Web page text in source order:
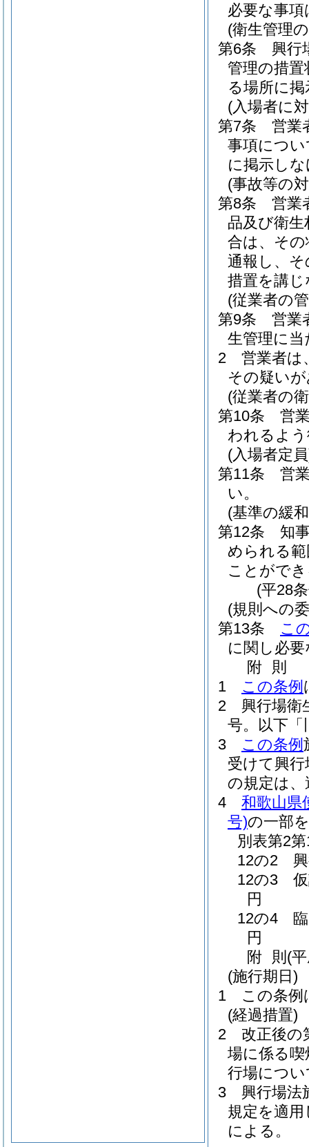
必要な事
(衛生管理
第6条
興行
管理の措
る場所に
(入場者に
第7条
営業
事項につ
に掲示し
(事故等の
第8条
営業
品及び衛
合は、そ
通報し、
措置を講
(従業者の
第9条
営業
生管理に
2
営業者は
その疑い
(従業者の
第10条
営
われるよ
(入場者定
第11条
営
い。
(基準の緩
第12条
知
められる
ことがで
(平28
(規則への
第13条
こ
に関し必
附 則
1
この条例
2
興行場衛
号。以下「
3
この条例
受けて興
の規定は
4
和歌山県
号)の一部
別表第2
12の2 興
12の3 仮
円
12の4 臨
円
附 則 (
(施行期日)
1
この条例
(経過措置)
2
改正後の
場に係る
行場につ
3
興行場法
規定を適
による。